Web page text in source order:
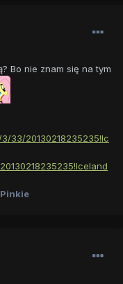
Bo nie znam się na tym
33/20130218235235!Ic